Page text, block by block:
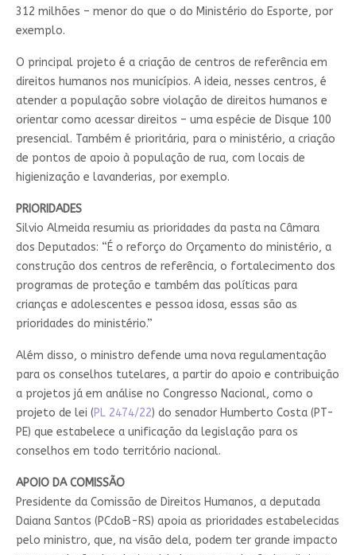
312 milhões – menor do que o do Ministério do Esporte, por
exemplo.
O principal projeto é a criação de centros de referência em
direitos humanos nos municípios. A ideia, nesses centros, é
atender a população sobre violação de direitos humanos e
orientar como acessar direitos – uma espécie de Disque 100
presencial. Também é prioritária, para o ministério, a criação
de pontos de apoio à população de rua, com locais de
higienização e lavanderias, por exemplo.
PRIORIDADES
Silvio Almeida resumiu as prioridades da pasta na Câmara
dos Deputados: “É o reforço do Orçamento do ministério, a
construção dos centros de referência, o fortalecimento dos
programas de proteção e também das políticas para
crianças e adolescentes e pessoa idosa, essas são as
prioridades do ministério.”
Além disso, o ministro defende uma nova regulamentação
para os conselhos tutelares, a partir do apoio e contribuição
a projetos já em análise no Congresso Nacional, como o
projeto de lei (PL 2474/22) do senador Humberto Costa (PT-
PE) que estabelece a unificação da legislação para os
conselhos em todo território nacional.
APOIO DA COMISSÃO
Presidente da Comissão de Direitos Humanos, a deputada
Daiana Santos (PCdoB-RS) apoia as prioridades estabelecidas
pelo ministro, que, na visão dela, podem ter grande impacto